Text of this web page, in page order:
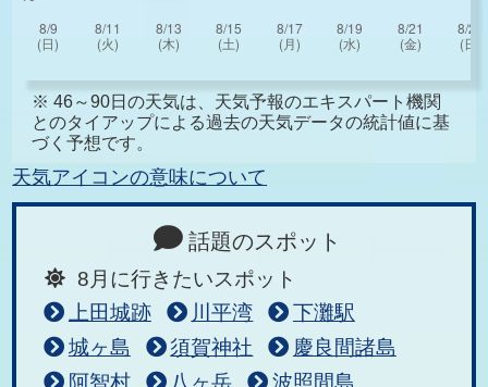
※ 46～90日の天気は、天気予報のエキスパート機関
とのタイアップによる過去の天気データの統計値に基
づく予想です。
天気アイコンの意味について
話題のスポット
8月に行きたいスポット
上田城跡
川平湾
下灘駅
城ヶ島
須賀神社
慶良間諸島
阿智村
八ヶ岳
波照間島